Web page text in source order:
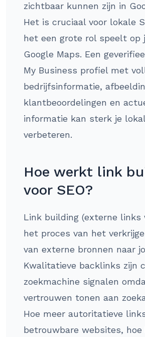
zichtbaar kunnen zijn in
Het is cruciaal voor lokale
het een grote rol speelt op
Google Maps. Een
My Business profiel met
bedrijfsinformatie,
klantbeoordelingen en
informatie kan sterk je
verbeteren.
Hoe werkt link
voor SEO?
Link building (externe links
het proces van het
van externe bronnen naar
Kwalitatieve backlinks zijn
zoekmachine signalen
vertrouwen tonen aan
Hoe meer autoritatieve
betrouwbare websites, hoe